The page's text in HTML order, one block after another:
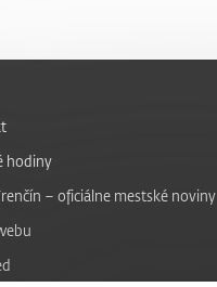
hodiny
– oficiálne mestské noviny